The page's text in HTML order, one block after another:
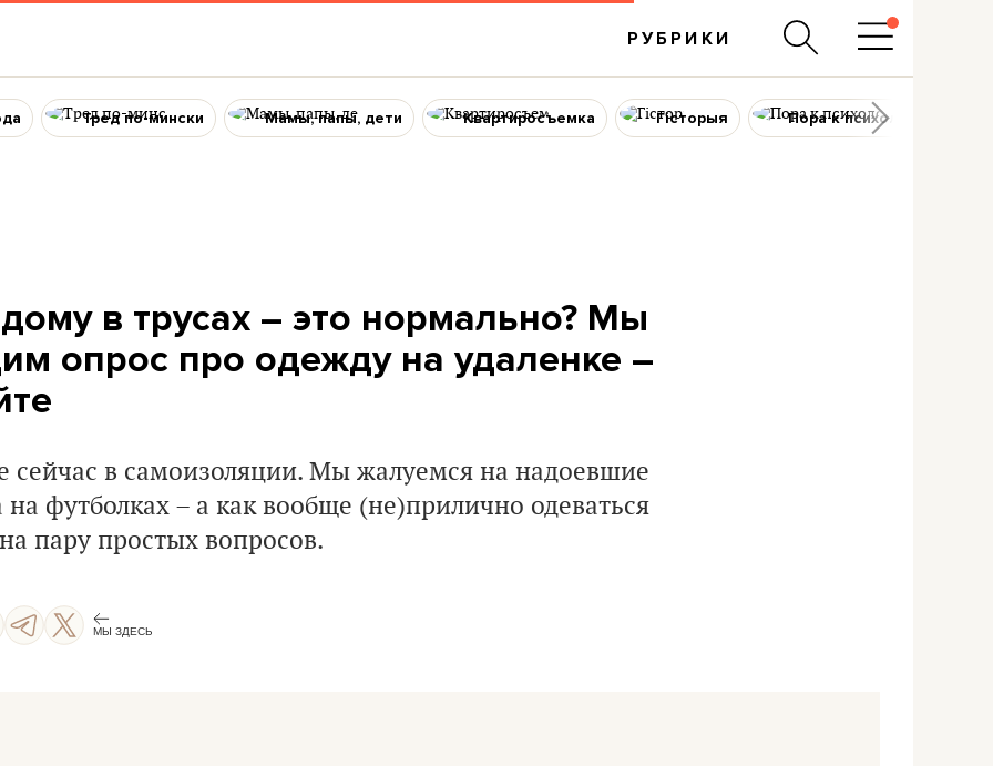
РУБРИКИ
Тред по-мински Мамы, папы, дети Квартиросъемка Гісторыя Пора к психологу
в трусах – это нормально? Мы
опрос про одежду на удаленке –
сейчас в самоизоляции. Мы жалуемся на надоевшие
футболках – а как вообще (не)прилично одеваться
пару простых вопросов.
МЫ ЗДЕСЬ